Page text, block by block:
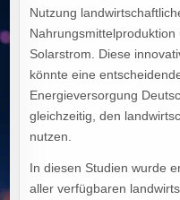
Nutzung
Solarstrom. Diese
könnte eine
Energieversorgung
gleichzeitig, den
nutzen.
In diesen Studien wurde
aller verfügbaren